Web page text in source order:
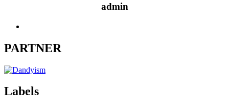
admin
PARTNER
Labels